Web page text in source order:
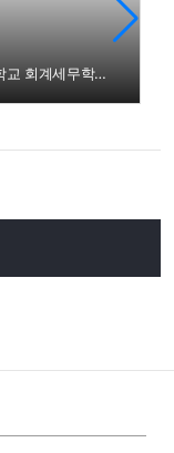
광주대학교 회계세무학과 더존 강촌캠퍼스 방문